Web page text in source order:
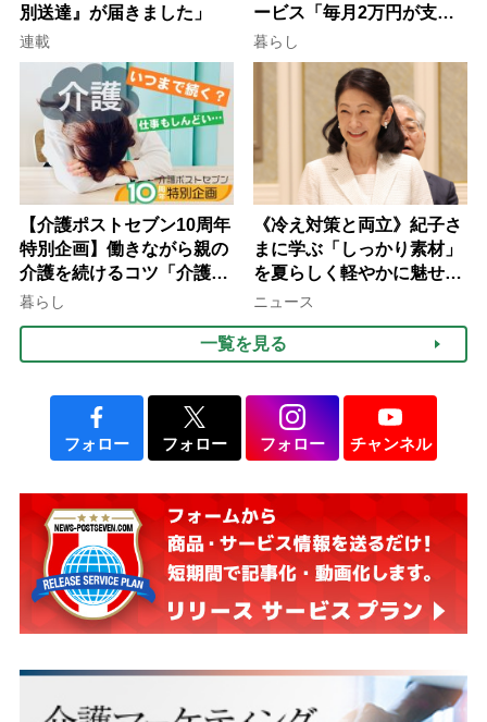
別送達』が届きました」
連載
ービス「毎月2万円が支給
される」ケースも【FP解
説】
暮らし
【介護ポストセブン10周年
特別企画】働きながら親の
介護を続けるコツ「介護は
10年以上続くことも…3つ
みよう」【社会福祉士解
説】
暮らし
《冷え対策と両立》紀子さ
まに学ぶ「しっかり素材」
を夏らしく軽やかに魅せる
3つの着こなし法則
ニュース
一覧を見る
フォロー フォロー フォロー チャンネル